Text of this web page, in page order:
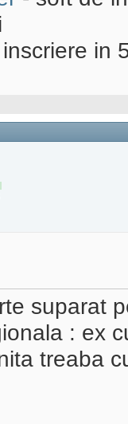
in
suparat
: ex
treaba